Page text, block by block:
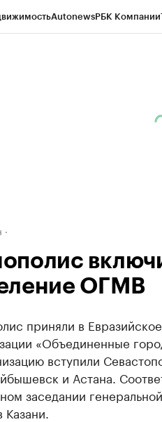
AutonewsРБК Компании
ОГМВ
приняли в
«Объединенные
вступили
и Астана.
заседании